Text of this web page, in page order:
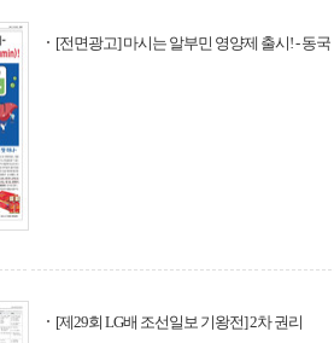
[전면광고] 마시는 알부민 영양제 출시! - 동
[제29회 LG배 조선일보 기왕전] 2차 권리